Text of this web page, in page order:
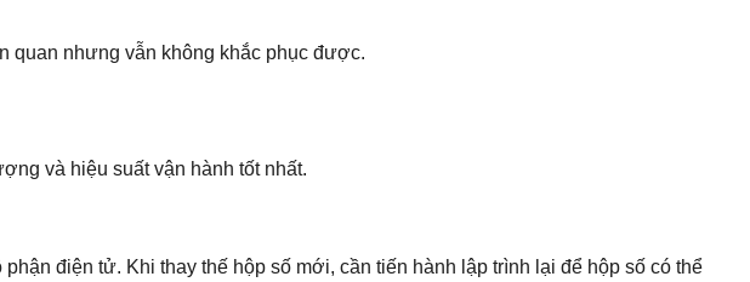
quan nhưng vẫn không khắc phục được.
và hiệu suất vận hành tốt nhất.
điện tử. Khi thay thế hộp số mới, cần tiến hành lập trình lại để hộp số có thể